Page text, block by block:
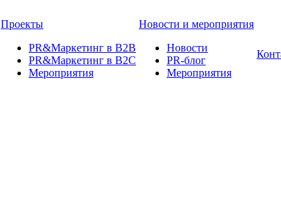
Проекты
PR&Маркетинг в B2B
PR&Маркетинг в B2C
Мероприятия
Новости и мероприятия
Новости
PR-блог
Мероприятия